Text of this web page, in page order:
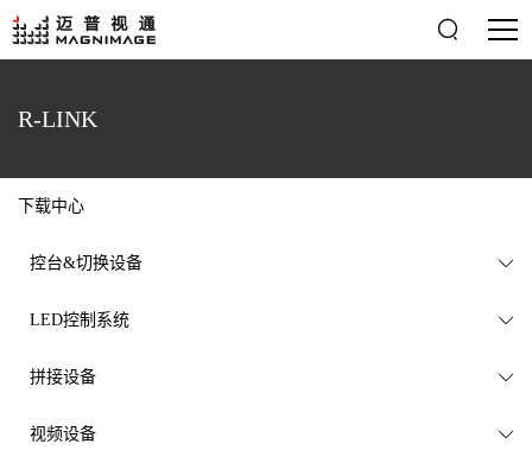

R-LINK
下载中心
控台&切换设备 
LED控制系统 
拼接设备 
视频设备 